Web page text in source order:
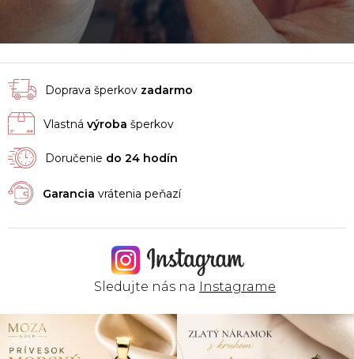
Doprava šperkov zadarmo
Vlastná výroba šperkov
Doručenie do 24 hodín
Garancia vrátenia peňazí
Sledujte nás na Instagrame